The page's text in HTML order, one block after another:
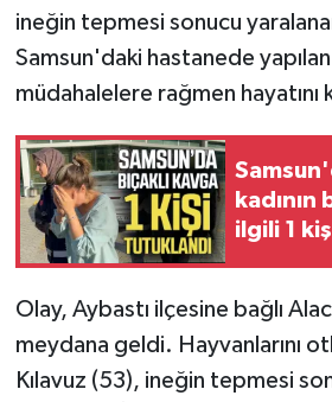
ineğin tepmesi sonucu
Samsun'daki hastanede
müdahalelere rağmen
kadının
ilgili 1
Olay, Aybastı ilçesine bağlı
meydana geldi. Hayvanlarını
Kılavuz (53), ineğin tepmesi